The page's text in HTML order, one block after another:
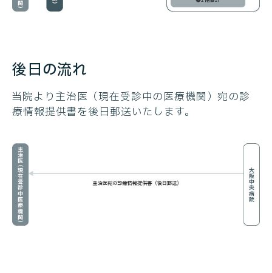
後日の流れ
当院より主治医（現在受診中の医療機関）宛の診
療情報提供書を後日郵送いたします。